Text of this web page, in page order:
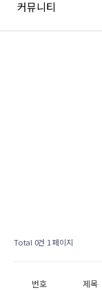
커뮤니티
Total 0건 1 페이지
번호 제목